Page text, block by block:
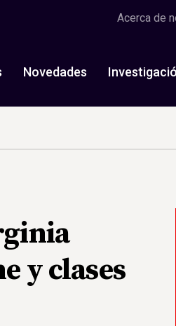
Acerca de
Novedades
y clases